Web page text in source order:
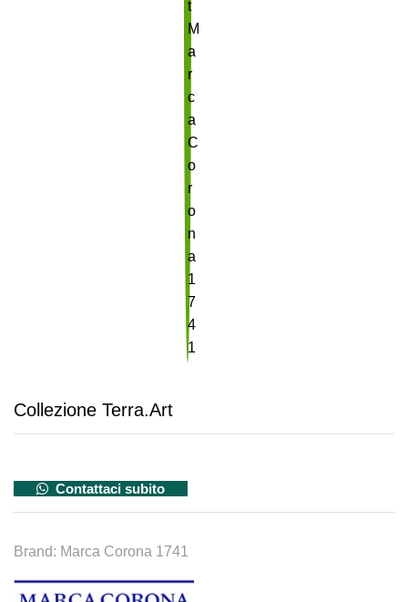
Collezione Terra.Art
Contattaci subito
Brand: Marca Corona 1741